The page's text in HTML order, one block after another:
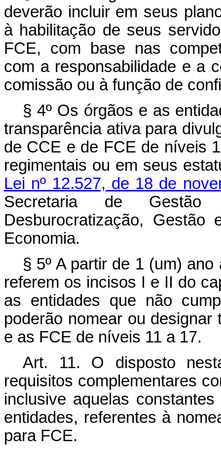
deverão incluir em seus
à habilitação de seus
FCE, com base nas
com a responsabilidade e a
comissão ou à função de
§ 4º Os órgãos e as
transparência ativa para
de CCE e de FCE de níveis
regimentais ou em seus
Lei nº 12.527, de 18 de
Secretaria de
Desburocratização,
Economia.
§ 5º A partir de 1 (um)
referem os incisos I e II do
as entidades que não
poderão nomear ou
e as FCE de níveis 11 a 17.
Art. 11. O disposto
requisitos complementares
inclusive aquelas
entidades, referentes à
para FCE.